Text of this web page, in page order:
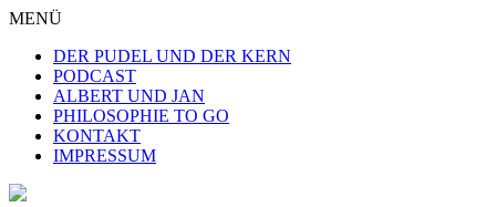
MENÜ
DER PUDEL UND DER KERN
PODCAST
ALBERT UND JAN
PHILOSOPHIE TO GO
KONTAKT
IMPRESSUM